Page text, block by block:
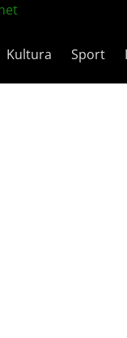
Kultura Sport